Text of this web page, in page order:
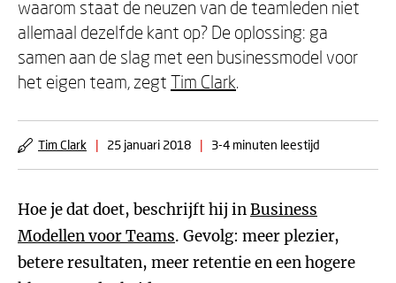
waarom staat de neuzen van de teamleden niet
allemaal dezelfde kant op? De oplossing: ga
samen aan de slag met een businessmodel voor
het eigen team, zegt Tim Clark.
Tim Clark | 25 januari 2018 | 3-4 minuten leestijd
Hoe je dat doet, beschrijft hij inBusiness
Modellen voor Teams. Gevolg: meer plezier,
betere resultaten, meer retentie en een hogere